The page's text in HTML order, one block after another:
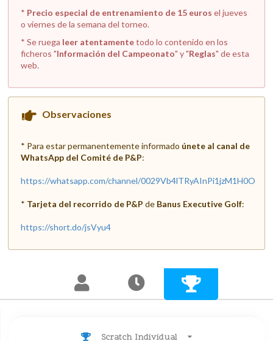
* Precio especial de entrenamiento de 15 euros el jueves
o viernes de la semana del torneo.
* Se ruega leer atentamentetodo lo contenido en los
ficheros "Información del Campeonato" y "Reglas" de esta
web.
Observaciones
* Para estar permanentemente informado únete al canal de
WhatsApp del Comité de P&P:
https://whatsapp.com/channel/0029Vb4lTRyAInPi1jzM1H0O
* Tarjeta del recorrido de P&P de Banus Executive Golf:
https://short.do/jsVyu4
Scratch Individual